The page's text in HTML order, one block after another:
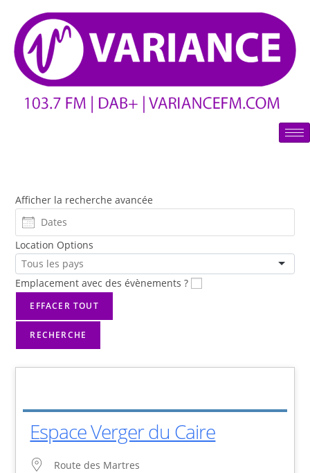
Afficher la recherche avancée
Location Options
Emplacement avec des évènements ?
EFFACER TOUT
RECHERCHE
Espace Verger du Caire
Route des Martres